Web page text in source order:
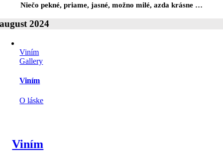
Niečo pekné, priame, jasné, možno milé, azda krásne …
august 2024
Viním
Gallery
Viním
O láske
Viním